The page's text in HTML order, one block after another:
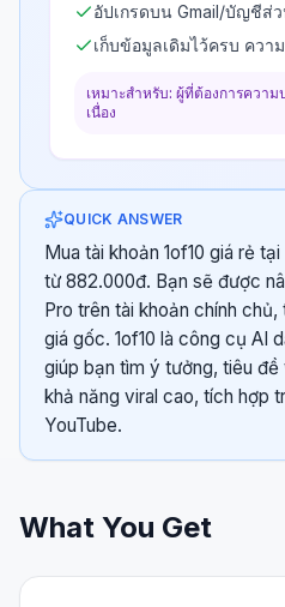
อัปเกรดบน Gmail/บัญชีส่
เก็บข้อมูลเดิมไว้ครบ ควา
เหมาะสำหรับ: ผู้ที่ต้องการควา
เนื่อง
QUICK ANSWER
Mua tài khoản 1of10 giá rẻ
từ 882.000đ. Bạn sẽ được
Pro trên tài khoản chính
giá gốc. 1of10 là công cụ AI
giúp bạn tìm ý tưởng, tiêu đề
khả năng viral cao, tích hợp
YouTube.
What You Get